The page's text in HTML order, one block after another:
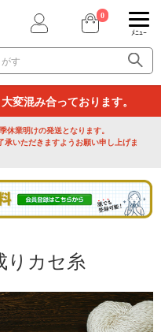
0
ﾒﾆｭｰ
変混み合っております。
休業明けの発送となります。
いただきますようお願い申し上げま
りカセ糸